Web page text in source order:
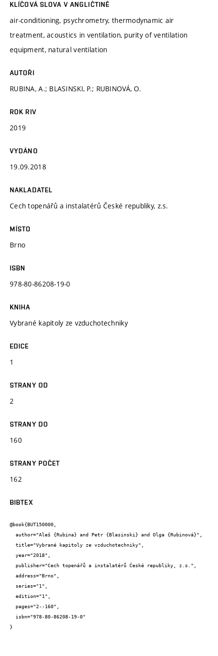
KLÍČOVÁ SLOVA V ANGLIČTINĚ
air-conditioning, psychrometry, thermodynamic air
treatment, acoustics in ventilation, purity of ventilation
equipment, natural ventilation
AUTOŘI
RUBINA, A.; BLASINSKI, P.; RUBINOVÁ, O.
ROK RIV
2019
VYDÁNO
19.09.2018
NAKLADATEL
Cech topenářů a instalatérů České republiky, z.s.
MÍSTO
Brno
ISBN
978-80-86208-19-0
KNIHA
Vybrané kapitoly ze vzduchotechniky
EDICE
1
STRANY OD
2
STRANY DO
160
STRANY POČET
162
BIBTEX
@book{BUT150000,
}